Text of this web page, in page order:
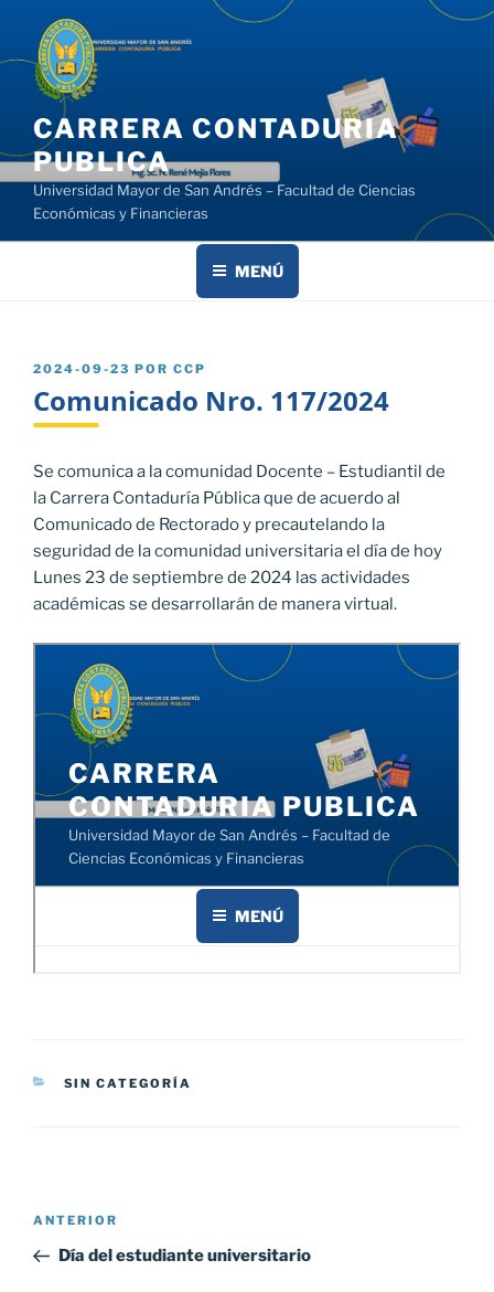
contenido
CARRERA CONTADURIA
PUBLICA
Universidad Mayor de San Andrés – Facultad de Ciencias
Económicas y Financieras
MENÚ
PUBLICADO
2024-09-23 POR CCP
Comunicado Nro. 117/2024
Se comunica a la comunidad Docente – Estudiantil de
la Carrera Contaduría Pública que de acuerdo al
Comunicado de Rectorado y precautelando la
seguridad de la comunidad universitaria el día de hoy
Lunes 23 de septiembre de 2024 las actividades
académicas se desarrollarán de manera virtual.
CATEGORÍAS
SIN CATEGORÍA
Navegación
entradas
Entrada
anterior:
ANTERIOR
Día del estudiante universitario